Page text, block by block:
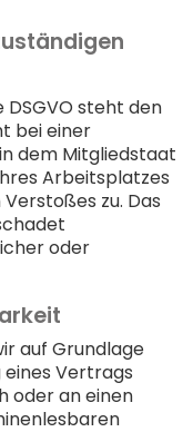
steht den
bei einer
dem Mitgliedstaat
Arbeitsplatzes
zu. Das
oder
auf Grundlage
eines Vertrags
oder an einen